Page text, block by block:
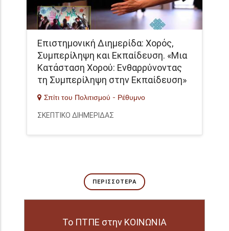
Επιστημονική Διημερίδα: Χορός,
Συμπερίληψη και Εκπαίδευση. «Μια
Κατάσταση Χορού: Ενθαρρύνοντας
τη Συμπερίληψη στην Εκπαίδευση»
Σπίτι του Πολιτισμού - Ρέθυμνο
ΣΚΕΠΤΙΚΟ ΔΙΗΜΕΡΙΔΑΣ
ΠΕΡΙΣΣΌΤΕΡΑ
Το ΠΤΠΕ στην ΚΟΙΝΩΝΙΑ